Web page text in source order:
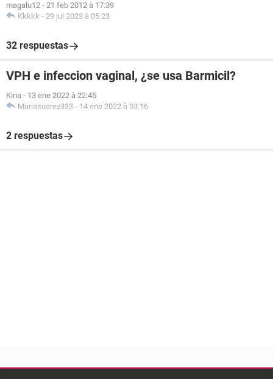
magalu12 - 21 feb 2012 à 17:39
Kkkkk - 29 jul 2023 à 05:23
32 respuestas
VPH e infeccion vaginal, ¿se usa Barmicil?
Kiria - 13 ene 2022 à 22:45
Mariasuarez333 - 14 ene 2022 à 03:16
2 respuestas